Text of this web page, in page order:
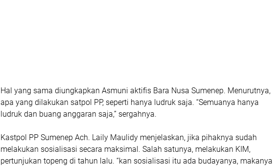
Hal yang sama diungkapkan Asmuni aktifis Bara Nusa Sumenep. Menurutnya,
apa yang dilakukan satpol PP, seperti hanya ludruk saja. “Semuanya hanya
ludruk dan buang anggaran saja,” sergahnya.
Kastpol PP Sumenep Ach. Laily Maulidy menjelaskan, jika pihaknya sudah
melakukan sosialisasi secara maksimal. Salah satunya, melakukan KIM,
pertunjukan topeng di tahun lalu. “kan sosialisasi itu ada budayanya, makanya